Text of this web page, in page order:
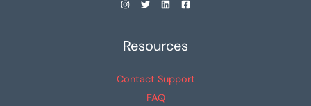
velit, sed quia non numquam eius modi tempora incidunt
lores ta porro ame.